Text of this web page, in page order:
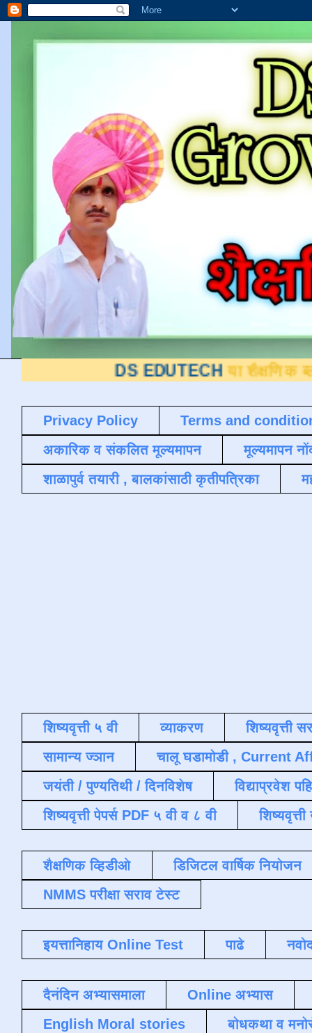
DS EDUTECH या शैक्षणिक ब्लॉगवर आपले
Privacy Policy
Terms and
अकारिक व संकलित मूल्यमापन
मूल्यमापन
शाळापुर्व तयारी , बालकांसाठी कृतीपत्रिका
शिष्यवृत्ती ५ वी व्याकरण
शिष्यवृत्ती
सामान्य ज्ञान
चालू घडामोडी , Current
जयंती / पुण्यतिथी / दिनविशेष
विद्याप्रवेश
शिष्यवृत्ती पेपर्स PDF ५ वी व ८ वी
शैक्षणिक व्हिडीओ
डिजिटल वार्षिक नियोजन
NMMS परीक्षा सराव टेस्ट
इयत्तानिहाय Online Test पाढे
दैनंदिन अभ्यासमाला
Online अभ्यास
English Moral stories
बोधकथा व